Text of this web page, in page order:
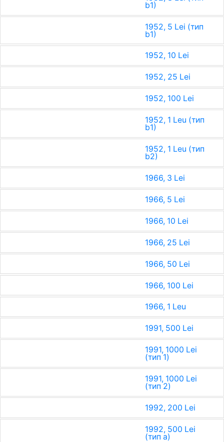
b1)
1952, 5 Lei (тип
b1)
1952, 10 Lei
1952, 25 Lei
1952, 100 Lei
1952, 1 Leu (тип
b1)
1952, 1 Leu (тип
b2)
1966, 3 Lei
1966, 5 Lei
1966, 10 Lei
1966, 25 Lei
1966, 50 Lei
1966, 100 Lei
1966, 1 Leu
1991, 500 Lei
1991, 1000 Lei
(тип 1)
1991, 1000 Lei
(тип 2)
1992, 200 Lei
1992, 500 Lei
(тип a)